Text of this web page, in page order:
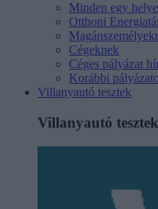
Minden egy
Otthoni
Cégeknek
Céges pályázat
Korábbi
Villanyautó tesztek
Villanyautó tesztek